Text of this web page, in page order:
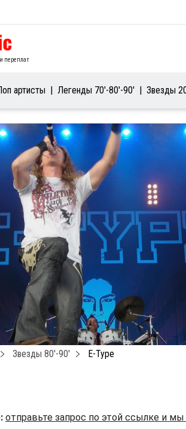
переплат
артисты Легенды 70′-80′-90′ Звезды
Звезды 80′-90′ E-Type
отправьте запрос по этой ссылке и